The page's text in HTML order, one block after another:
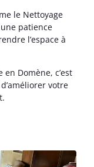
le Nettoyage
patience
l’espace à
Domène, c’est
votre